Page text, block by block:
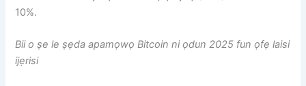
10%.
Bii o ṣe le ṣẹda apamọwọ Bitcoin ni ọdun 2025 fun ọfẹ laisi
ijẹrisi